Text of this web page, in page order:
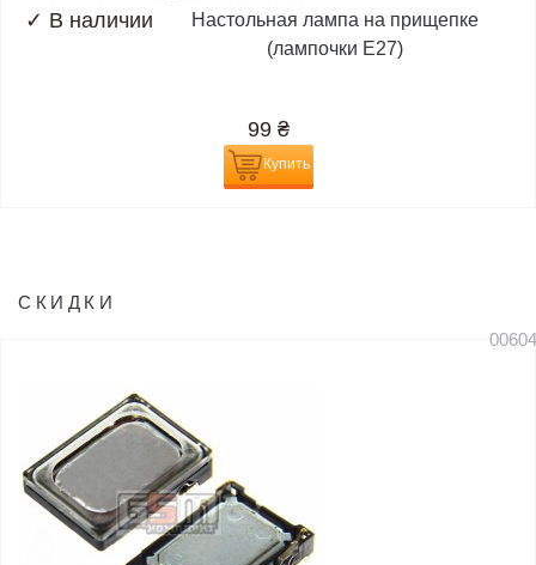
✓ В наличии
Настольная лампа на прищепке
(лампочки E27)
99 ₴
Купить
СКИДКИ